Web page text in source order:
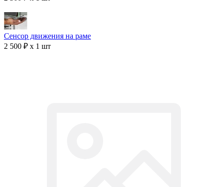
Сенсор движения на раме
2 500 ₽ x 1 шт